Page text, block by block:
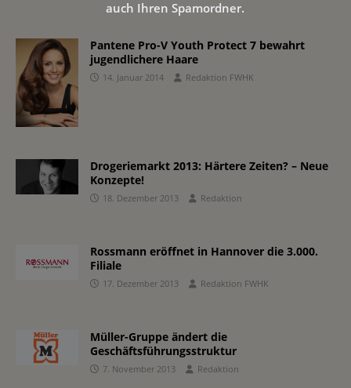
Pantene Pro-V Youth Protect 7 bewahrt
jugendlichere Haare
14. Januar 2014 Redaktion FWHK
Drogeriemarkt 2013: Härtere Zeiten? – Neue
Konzepte!
18. Dezember 2013 Redaktion
Rossmann eröffnet in Hannover die 3.000.
Filiale
17. Dezember 2013 Redaktion FWHK
Müller-Gruppe ändert die
Geschäftsführungsstruktur
7. November 2013 Redaktion
auch Ihren Spamordner.